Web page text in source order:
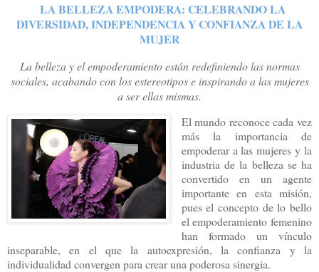
LA BELLEZA EMPODERA: CELEBRANDO LA
DIVERSIDAD, INDEPENDENCIA Y CONFIANZA DE LA
MUJER
La belleza y el empoderamiento están redefiniendo las normas
sociales, acabando con los estereotipos e inspirando a las mujeres
a ser ellas mismas.
El mundo reconoce cada vez
más la importancia de
empoderar a las mujeres y la
industria de la belleza se ha
convertido en un agente
importante en esta misión,
pues el concepto de lo bello
el empoderamiento femenino
han formado un vínculo
inseparable, en el que la autoexpresión, la confianza y la
individualidad convergen para crear una poderosa sinergia.